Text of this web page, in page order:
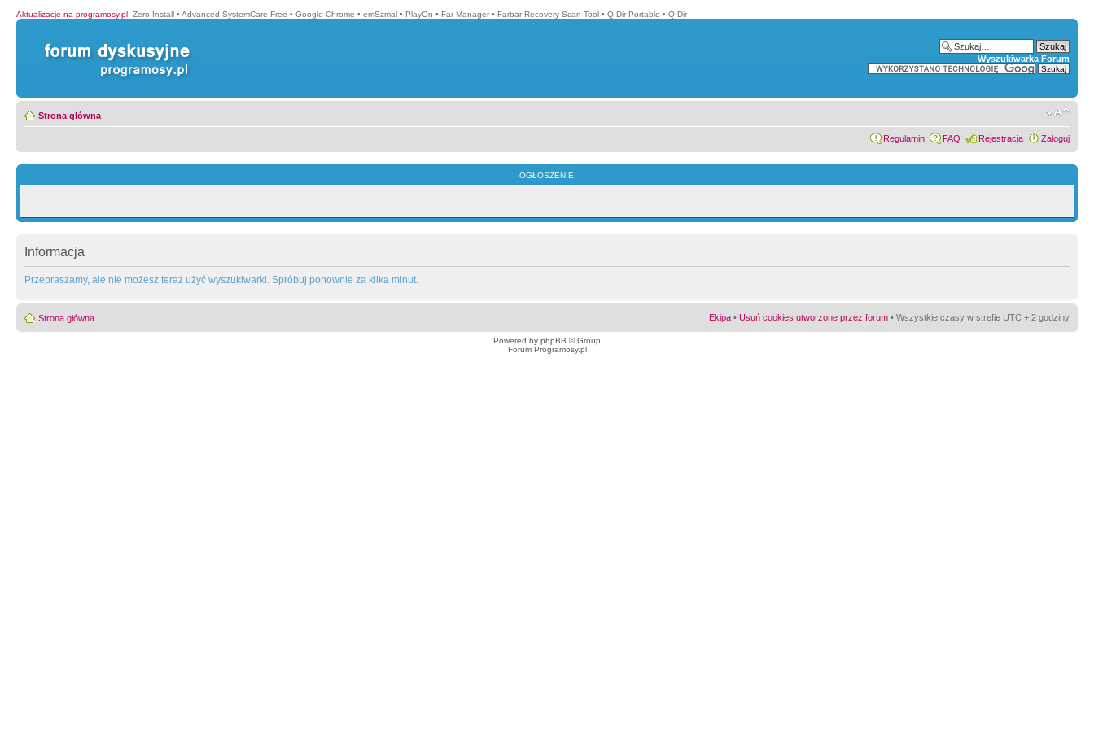
Aktualizacje na programosy.pl: Zero Install • Advanced SystemCare Free • Google Chrome • emSzmal • PlayOn • Far Manager • Farbar Recovery Scan Tool • Q-Dir Portable • Q-Dir
Wyszukiwarka Forum
Strona główna
Regulamin FAQ Rejestracja Zaloguj
OGŁOSZENIE:
Informacja
Przepraszamy, ale nie możesz teraz użyć wyszukiwarki. Spróbuj ponownie za kilka minut.
Strona główna Ekipa • Usuń cookies utworzone przez forum • Wszystkie czasy w strefie UTC + 2 godziny
Powered by phpBB © Group
Forum Programosy.pl